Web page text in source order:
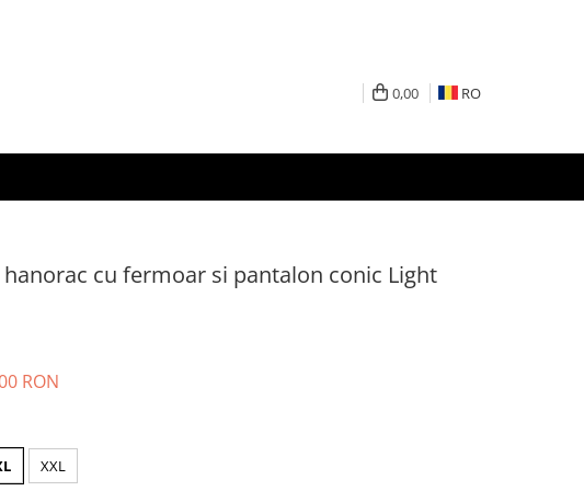
0,00 RO
hanorac cu fermoar si pantalon conic Light
RON
XXL